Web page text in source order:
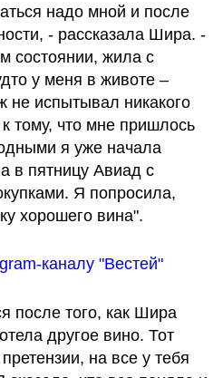
надо мной и после
- рассказала Шира. -
состоянии, жила с
у меня в животе –
не испытывал никакого
тому, что мне пришлось
я уже начала
а в пятницу Авиад с
Я попросила,
хорошего вина".
каналу "Вестей"
после того, как Шира
другое вино. Тот
на все у тебя